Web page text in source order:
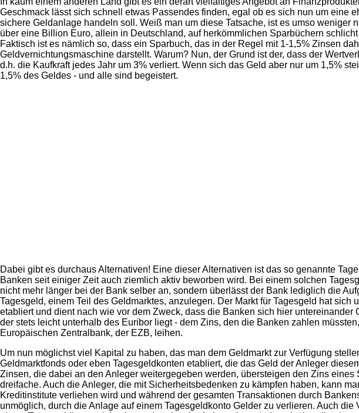
Geschmack lässt sich schnell etwas Passendes finden, egal ob es sich nun um eine
sichere Geldanlage handeln soll. Weiß man um diese Tatsache, ist es umso weniger
über eine Billion Euro, allein in Deutschland, auf herkömmlichen Sparbüchern
Faktisch ist es nämlich so, dass ein Sparbuch, das in der Regel mit 1-1,5% Zinsen
Geldvernichtungsmaschine darstellt. Warum? Nun, der Grund ist der, dass der
d.h. die Kaufkraft jedes Jahr um 3% verliert. Wenn sich das Geld aber nur um 1,5%
1,5% des Geldes - und alle sind begeistert.
Dabei gibt es durchaus Alternativen! Eine dieser Alternativen ist das so genannte
Banken seit einiger Zeit auch ziemlich aktiv beworben wird. Bei einem solchen
nicht mehr länger bei der Bank selber an, sondern überlässt der Bank lediglich die
Tagesgeld, einem Teil des Geldmarktes, anzulegen. Der Markt für Tagesgeld hat sich
etabliert und dient nach wie vor dem Zweck, dass die Banken sich hier untereinander
der stets leicht unterhalb des Euribor liegt - dem Zins, den die Banken zahlen
Europäischen Zentralbank, der EZB, leihen.
Um nun möglichst viel Kapital zu haben, das man dem Geldmarkt zur Verfügung
Geldmarktfonds oder eben Tagesgeldkonten etabliert, die das Geld der Anleger
Zinsen, die dabei an den Anleger weitergegeben werden, übersteigen den Zins
dreifache. Auch die Anleger, die mit Sicherheitsbedenken zu kämpfen haben, kann
Kreditinstitute verliehen wird und während der gesamten Transaktionen durch
unmöglich, durch die Anlage auf einem Tagesgeldkonto Gelder zu verlieren. Auch die